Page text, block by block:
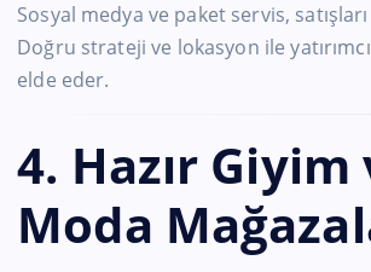
Sosyal medya ve paket servis,
Doğru strateji ve lokasyon ile
elde eder.
4. Hazır Giyim
Moda